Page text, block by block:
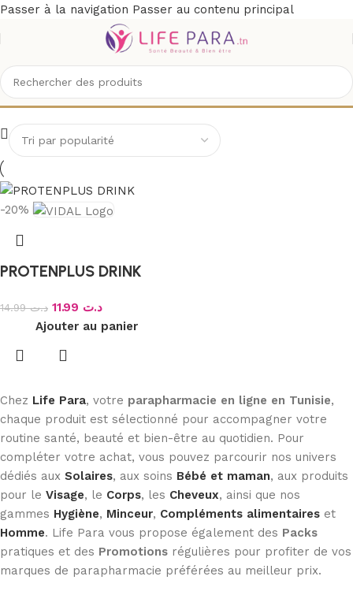
Passer à la navigation Passer au contenu principal
VIDAL
-20%
PROTENPLUS DRINK
د.ت14.99 د.ت
Ajouter au panier
Chez Life Para, votre parapharmacie en ligne en Tunisie,
chaque produit est sélectionné pour accompagner votre
routine santé, beauté et bien-être au quotidien. Pour
compléter votre achat, vous pouvez parcourir nos univers
dédiés aux Solaires, aux soins Bébé et maman, aux produits
pour le Visage, le Corps, les Cheveux, ainsi que nos
gammes Hygiène, Minceur, Compléments alimentaires et
Homme. Life Para vous propose également des Packs
pratiques et des Promotions régulières pour profiter de vos
marques de parapharmacie préférées au meilleur prix.